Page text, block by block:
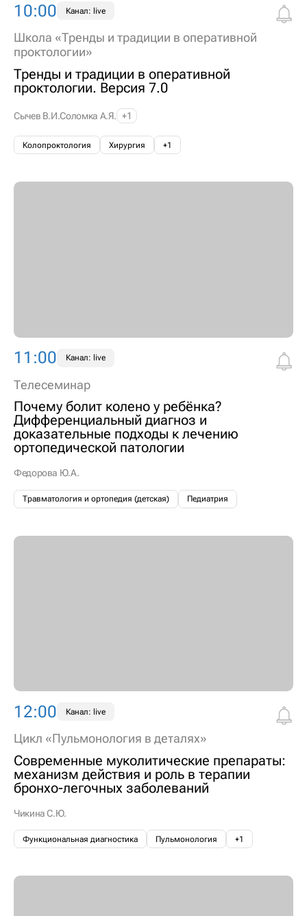
10:00 Канал: live
Школа «Тренды и традиции в оперативной
проктологии»
Тренды и традиции в оперативной
проктологии. Версия 7.0
Сычев В.И.Соломка А.Я. +1
Колопроктология Хирургия +1
11:00 Канал: live
Телесеминар
Почему болит колено у ребёнка?
Дифференциальный диагноз и
доказательные подходы к лечению
ортопедической патологии
Федорова Ю.А.
Травматология и ортопедия (детская) Педиатрия
12:00 Канал: live
Цикл «Пульмонология в деталях»
Современные муколитические препараты:
механизм действия и роль в терапии
бронхо-легочных заболеваний
Чикина С.Ю.
Функциональная диагностика Пульмонология +1